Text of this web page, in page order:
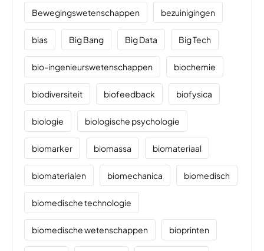
Bewegingswetenschappen bezuinigingen
bias Big Bang Big Data Big Tech
bio-ingenieurswetenschappen biochemie
biodiversiteit biofeedback biofysica
biologie biologische psychologie
biomarker biomassa biomateriaal
biomaterialen biomechanica biomedisch
biomedische technologie
biomedische wetenschappen bioprinten